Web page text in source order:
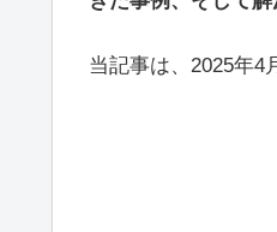
当記事は、2025年4